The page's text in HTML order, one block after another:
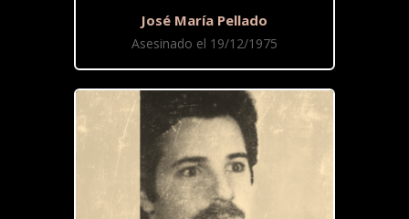
José María Pellado
Asesinado el 19/12/1975